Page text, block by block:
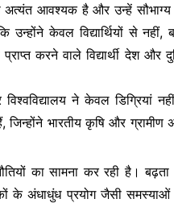
आवश्यक है और उन्हें सौभाग्य
उन्होंने केवल विद्यार्थियों से
करने वाले विद्यार्थी देश और
ने केवल डिग्रियां
जिन्होंने भारतीय कृषि और
का सामना कर रही है। बढ़ता
के अंधाधुंध प्रयोग जैसी समस्याओं